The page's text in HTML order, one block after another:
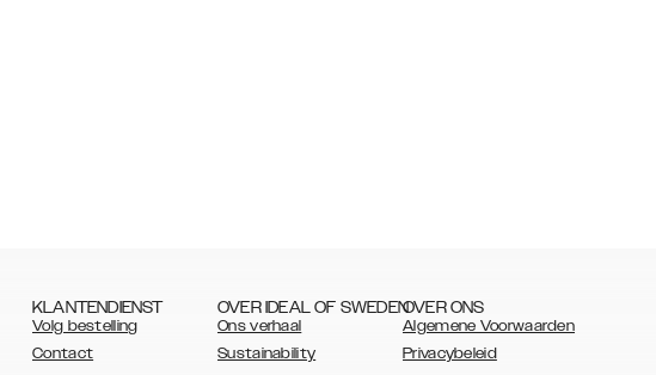
KLANTENDIENST
Volg bestelling
Contact
OVER IDEAL OF SWEDEN
Ons verhaal
Sustainability
OVER ONS
Algemene Voorwaarden
Privacybeleid